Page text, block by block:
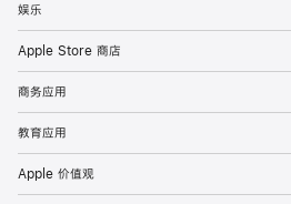
娱乐
Apple Store 商店
商务应用
教育应用
Apple 价值观